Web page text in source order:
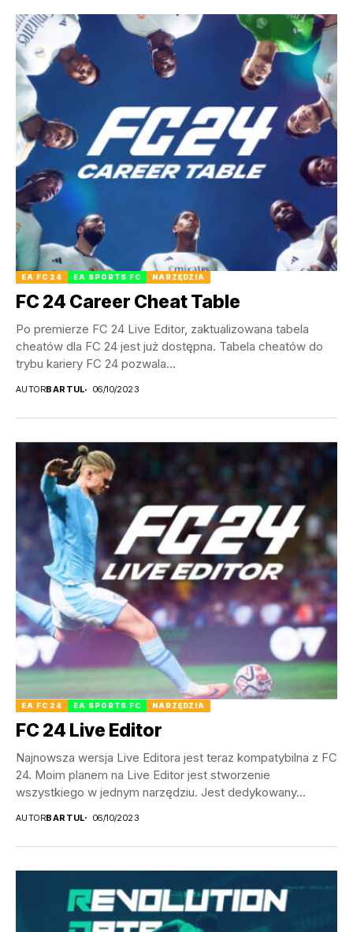
EA FC 24 EA SPORTS FC NARZĘDZIA
FC 24 Career Cheat Table
Po premierze FC 24 Live Editor, zaktualizowana tabela
cheatów dla FC 24 jest już dostępna. Tabela cheatów do
trybu kariery FC 24 pozwala...
AUTORBARTUL 06/10/2023
EA FC 24 EA SPORTS FC NARZĘDZIA
FC 24 Live Editor
Najnowsza wersja Live Editora jest teraz kompatybilna z FC
24. Moim planem na Live Editor jest stworzenie
wszystkiego w jednym narzędziu. Jest dedykowany...
AUTORBARTUL 06/10/2023